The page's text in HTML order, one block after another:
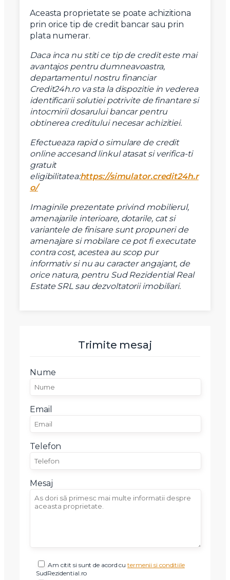
Aceasta proprietate se poate achizitiona
prin orice tip de credit bancar sau prin
plata numerar.
Daca inca nu stiti ce tip de credit este mai
avantajos pentru dumneavoastra,
departamentul nostru financiar
Credit24h.ro va sta la dispozitie in vederea
identificarii solutiei potrivite de finantare si
intocmirii dosarului bancar pentru
obtinerea creditului necesar achizitiei.
Efectueaza rapid o simulare de credit
online accesand linkul atasat si verifica-ti
gratuit
eligibilitatea:https://simulator.credit24h.r
o/
Imaginile prezentate privind mobilierul,
amenajarile interioare, dotarile, cat si
variantele de finisare sunt propuneri de
amenajare si mobilare ce pot fi executate
contra cost, acestea au scop pur
informativ si nu au caracter angajant, de
orice natura, pentru Sud Rezidential Real
Estate SRL sau dezvoltatorii imobiliari.
Trimite mesaj
Nume
Email
Telefon
Mesaj
Am citit si sunt de acord cutermenii si conditiile
SudRezidential.ro
Am citit si sunt de acord cu
termenii si conditiile
SudRezidential.ro
Sunt de acord cu prelucrarea datelor cu caracter personal